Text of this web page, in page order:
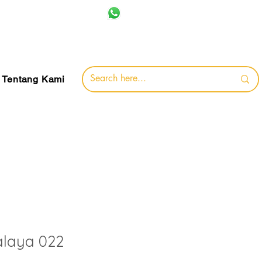
Tentang Kami
022